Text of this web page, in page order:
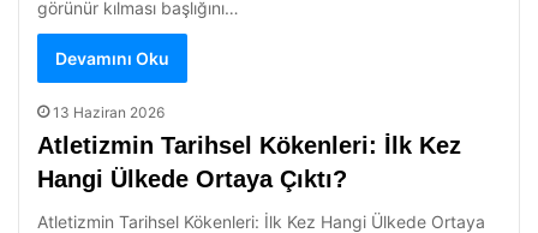
görünür kılması başlığını…
Devamını Oku
13 Haziran 2026
Atletizmin Tarihsel Kökenleri: İlk Kez
Hangi Ülkede Ortaya Çıktı?
Atletizmin Tarihsel Kökenleri: İlk Kez Hangi Ülkede Ortaya